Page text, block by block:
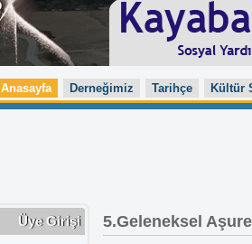
Anasayfa Derneğimiz Tarihçe Kültür
Üye Girişi 5.Geleneksel